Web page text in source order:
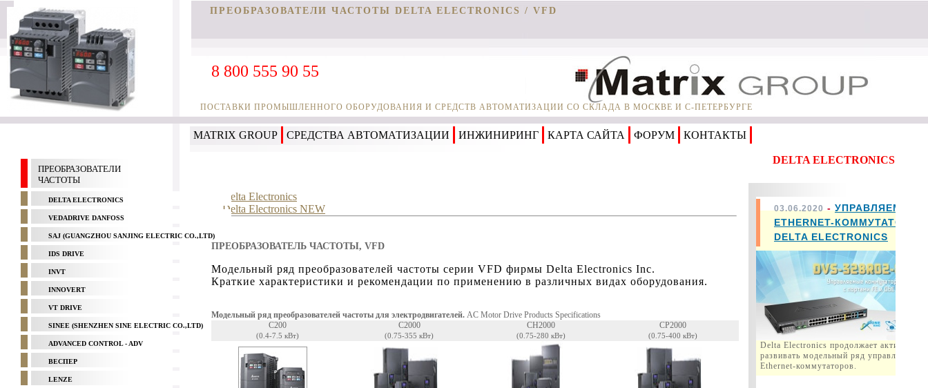
03.06.2020 - УПРАВЛЯЕМЫЕ
ETHERNET-КОММУТАТОРЫ
DELTA ELECTRONICS
Delta Electronics продолжает активно
развивать модельный ряд управляемых
Ethernet-коммутаторов.
ПРЕОБРАЗОВАТЕЛИ ЧАСТОТЫ DELTA ELECTRONICS / VFD
ПОСТАВКИ ПРОМЫШЛЕННОГО ОБОРУДОВАНИЯ И СРЕДСТВ АВТОМАТИЗАЦИИ СО СКЛАДА В МОСКВЕ И С-ПЕТЕРБУРГЕ
8 800 555 90 55
MATRIX GROUP СРЕДСТВА АВТОМАТИЗАЦИИ ИНЖИНИРИНГ КАРТА САЙТА ФОРУМ КОНТАКТЫ
ПРЕОБРАЗОВАТЕЛИ
ЧАСТОТЫ
DELTA ELECTRONICS
VEDADRIVE DANFOSS
SAJ (GUANGZHOU SANJING ELECTRIC CO.,LTD)
IDS DRIVE
INVT
INNOVERT
VT DRIVE
SINEE (SHENZHEN SINE ELECTRIC CO.,LTD)
ADVANCED CONTROL - ADV
ВЕСПЕР
LENZE
DELTA ELECTRONICS
Delta Electronics
Delta Electronics NEW
ПРЕОБРАЗОВАТЕЛЬ ЧАСТОТЫ, VFD
Модельный ряд преобразователей частоты серии VFD фирмы Delta Electronics Inc.
Краткие характеристики и рекомендации по применению в различных видах оборудования.
Модельный ряд преобразователей частоты для электродвигателей. AC Motor Drive Products Specifications
C200
(0.4-7.5 кВт)
C2000
(0.75-355 кВт)
CH2000
(0.75-280 кВт)
CP2000
(0.75-400 кВт)